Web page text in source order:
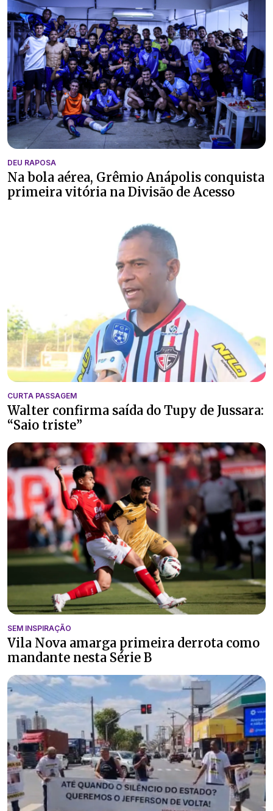
DEU RAPOSA
Na bola aérea, Grêmio Anápolis conquista
primeira vitória na Divisão de Acesso
CURTA PASSAGEM
Walter confirma saída do Tupy de Jussara:
“Saio triste”
SEM INSPIRAÇÃO
Vila Nova amarga primeira derrota como
mandante nesta Série B